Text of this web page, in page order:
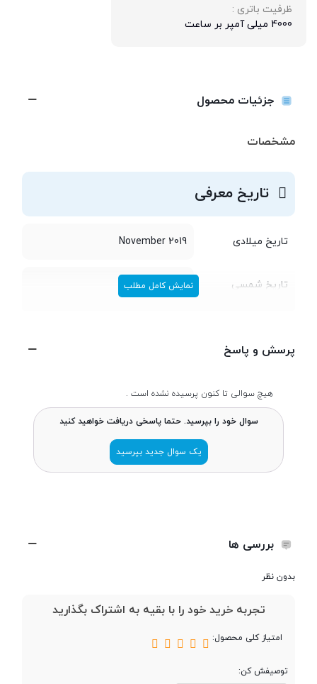
ظرفیت باتری :
4000 میلی آمپر بر ساعت
جزئیات محصول
مشخصات
تاریخ معرفی
تاریخ میلادی November 2019
تاریخ شمسی آذر 1398
طراحی
طول و عرض 159.3x75.8 میلی متر
8.4 میلی متر
پردازنده
تراشه
855
نمایش کامل مطلب
پرسش و پاسخ
هیچ سوالی تا کنون پرسیده نشده است .
سوال خود را بپرسید. حتما پاسخی دریافت خواهید کنید
یک سوال جدید بپرسید
بررسی ها
بدون نظر
تجربه خرید خود را با بقیه به اشتراک بگذارید
امتیاز کلی محصول:
توصیفش کن: